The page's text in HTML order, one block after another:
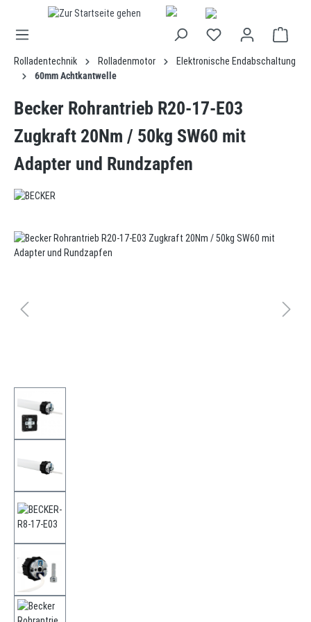
springen
Rolladentechnik Rolladenmotor
Elektronische Endabschaltung
60mm Achtkantwelle
Becker Rohrantrieb R20-17-E03
Zugkraft 20Nm / 50kg SW60 mit
Adapter und Rundzapfen
Bildergalerie überspringen